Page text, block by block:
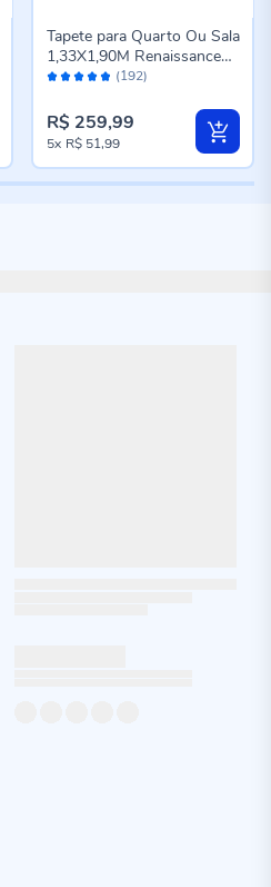
Avaliação: (192)
Tapete para Quarto Ou Sala
1,33X1,90M Renaissance
Havan Casa - Genova
R$ 259,99
5x R$ 51,99